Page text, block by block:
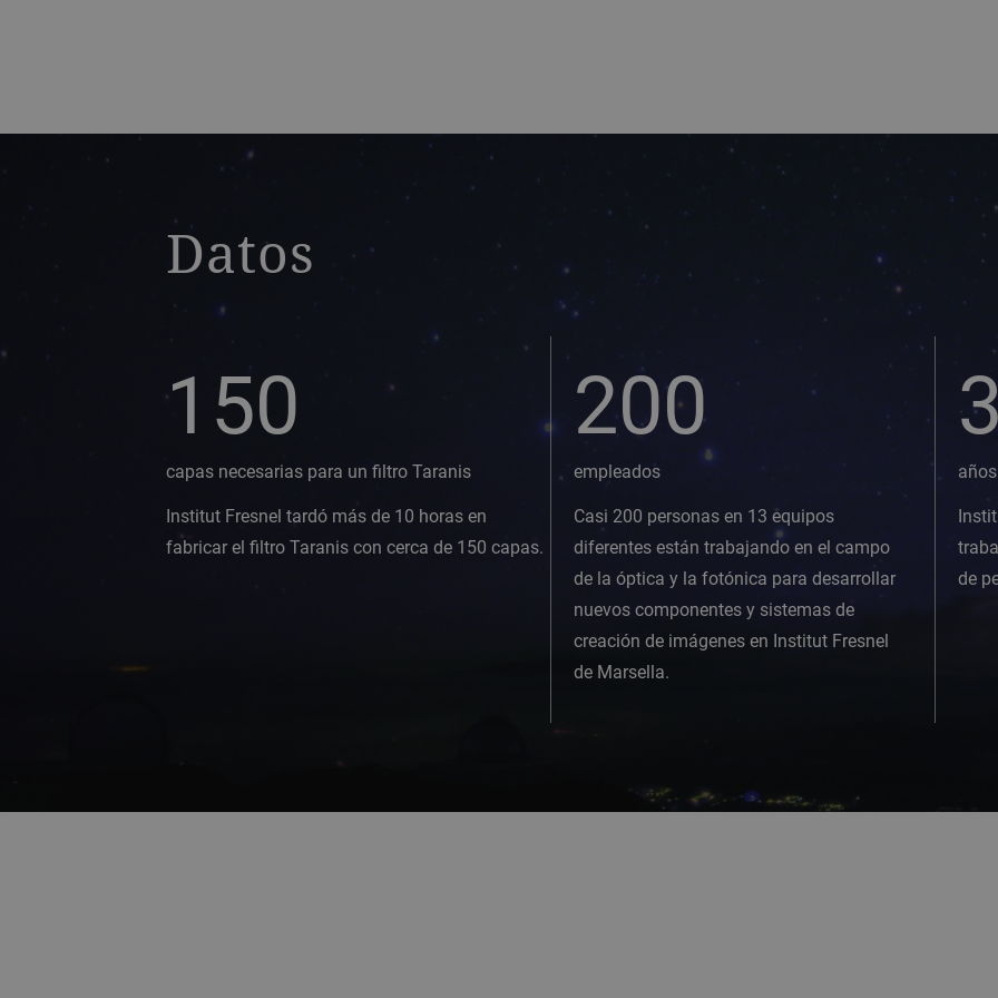
a decorative background image
Datos
150
capas necesarias para un filtro Taranis
Institut Fresnel tardó más de 10 horas en
fabricar el filtro Taranis con cerca de 150 capas.
200
empleados
Casi 200 personas en 13 equipos
diferentes están trabajando en el campo
de la óptica y la fotónica para desarrollar
nuevos componentes y sistemas de
creación de imágenes en Institut Fresnel
de Marsella.
años
de